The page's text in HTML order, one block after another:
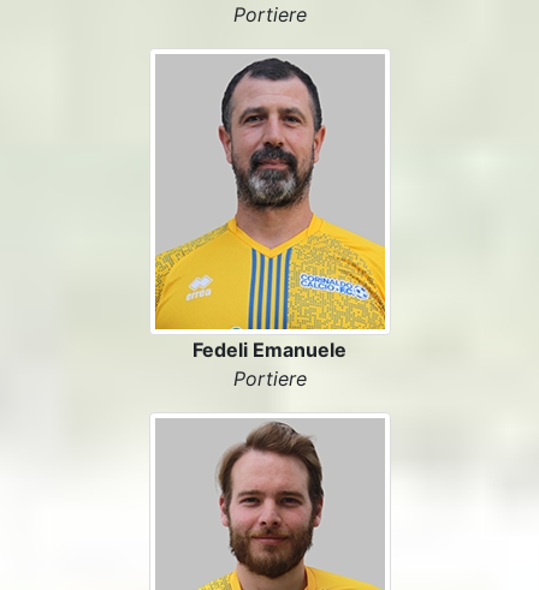
Portiere
Fedeli Emanuele
Portiere